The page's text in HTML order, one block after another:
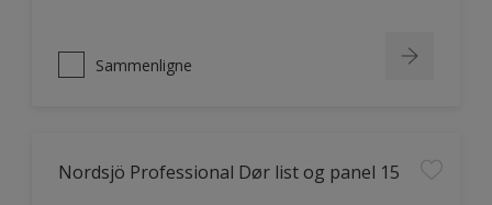
Sammenligne
Nordsjö Professional Dør list og panel 15